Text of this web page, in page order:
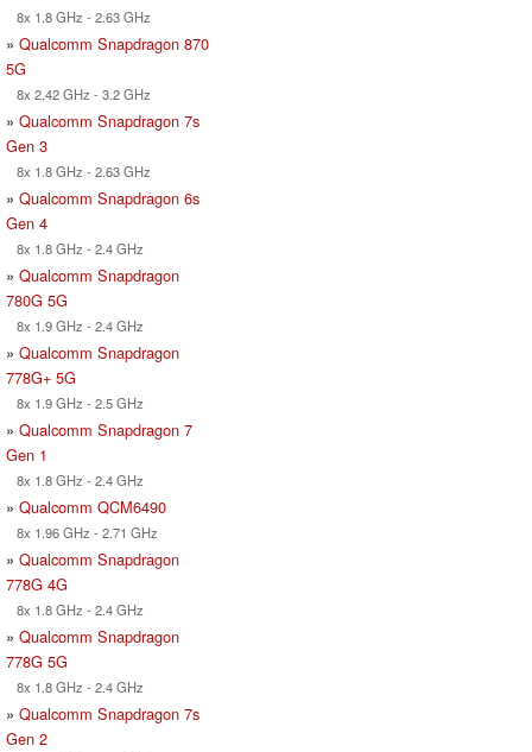
8x 1.8 GHz - 2.63 GHz
» Qualcomm Snapdragon 870
5G
8x 2.42 GHz - 3.2 GHz
» Qualcomm Snapdragon 7s
Gen 3
8x 1.8 GHz - 2.63 GHz
» Qualcomm Snapdragon 6s
Gen 4
8x 1.8 GHz - 2.4 GHz
» Qualcomm Snapdragon
780G 5G
8x 1.9 GHz - 2.4 GHz
» Qualcomm Snapdragon
778G+ 5G
8x 1.9 GHz - 2.5 GHz
» Qualcomm Snapdragon 7
Gen 1
8x 1.8 GHz - 2.4 GHz
» Qualcomm QCM6490
8x 1.96 GHz - 2.71 GHz
» Qualcomm Snapdragon
778G 4G
8x 1.8 GHz - 2.4 GHz
» Qualcomm Snapdragon
778G 5G
8x 1.8 GHz - 2.4 GHz
» Qualcomm Snapdragon 7s
Gen 2